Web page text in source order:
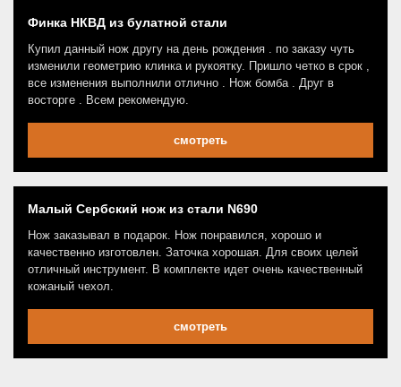
Финка НКВД из булатной стали
Купил данный нож другу на день рождения . по заказу чуть
изменили геометрию клинка и рукоятку. Пришло четко в срок ,
все изменения выполнили отлично . Нож бомба . Друг в
восторге . Всем рекомендую.
смотреть
Малый Сербский нож из стали N690
Нож заказывал в подарок. Нож понравился, хорошо и
качественно изготовлен. Заточка хорошая. Для своих целей
отличный инструмент. В комплекте идет очень качественный
кожаный чехол.
смотреть